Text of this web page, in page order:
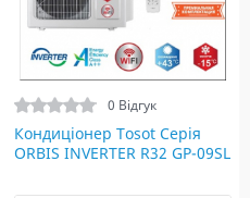
0 Відгук
Кондиціонер Tosot Серія
ORBIS INVERTER R32 GP-09SL